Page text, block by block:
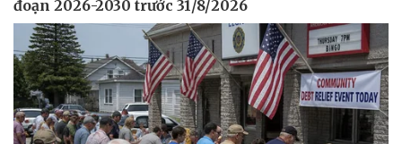
Kinh tế
Bất động sản
Khởi nghiệp
Thị trường
Giá vàng
Tiêu dùng
Tỷ giá
Chứng khoán
Giá cà phê